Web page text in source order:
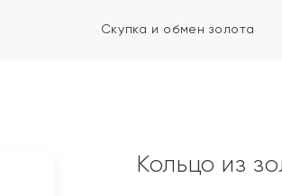
Скупка и обмен золота
Кольцо из